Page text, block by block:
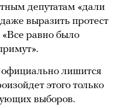
депутатам «дали
выразить протест
«Все равно было
официально лишится
этого только
выборов.